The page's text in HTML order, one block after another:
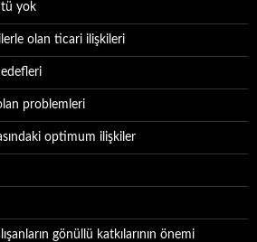
yok
olan ticari ilişkileri
problemleri
optimum ilişkiler
gönüllü katkılarının önemi